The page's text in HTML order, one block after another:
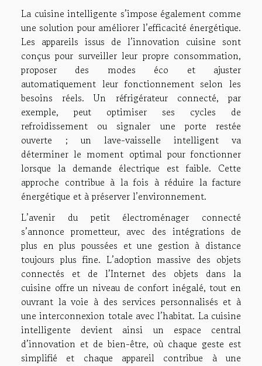
La cuisine intelligente s’impose également comme
une solution pour améliorer l’efficacité énergétique.
Les appareils issus de l’innovation cuisine sont
conçus pour surveiller leur propre consommation,
proposer des modes éco et ajuster
automatiquement leur fonctionnement selon les
besoins réels. Un réfrigérateur connecté, par
exemple, peut optimiser ses cycles de
refroidissement ou signaler une porte restée
ouverte ; un lave-vaisselle intelligent va
déterminer le moment optimal pour fonctionner
lorsque la demande électrique est faible. Cette
approche contribue à la fois à réduire la facture
énergétique et à préserver l’environnement.
L’avenir du petit électroménager connecté
s’annonce prometteur, avec des intégrations de
plus en plus poussées et une gestion à distance
toujours plus fine. L’adoption massive des objets
connectés et de l’Internet des objets dans la
cuisine offre un niveau de confort inégalé, tout en
ouvrant la voie à des services personnalisés et à
une interconnexion totale avec l’habitat. La cuisine
intelligente devient ainsi un espace central
d’innovation et de bien-être, où chaque geste est
simplifié et chaque appareil contribue à une